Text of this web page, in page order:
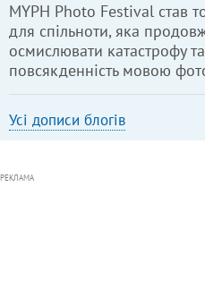
MYPH Photo Festival став
для спільноти, яка
осмислювати катастрофу та
повсякденність мовою
Усі дописи блогів
РЕКЛАМА